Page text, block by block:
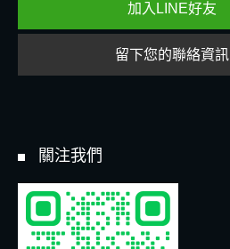
加入LINE好友
留下您的聯絡資訊
關注我們